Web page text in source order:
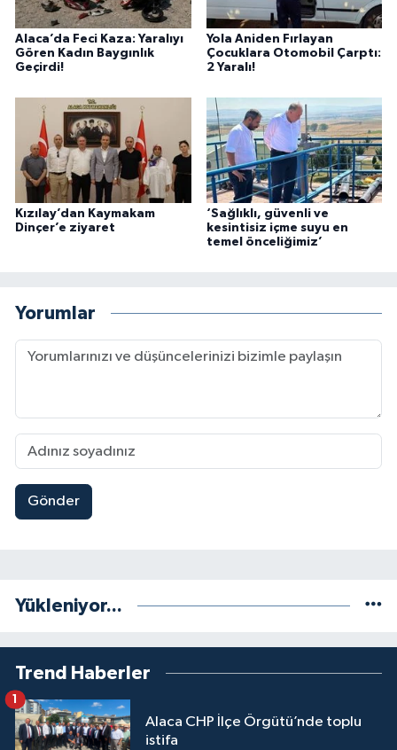
Alaca’da Feci Kaza: Yaralıyı
Gören Kadın Baygınlık
Geçirdi!
Yola Aniden Fırlayan
Çocuklara Otomobil Çarptı:
2 Yaralı!
Kızılay’dan Kaymakam
Dinçer’e ziyaret
‘Sağlıklı, güvenli ve
kesintisiz içme suyu en
temel önceliğimiz’
Yorumlar
Gönder
Yükleniyor...
Trend Haberler
Alaca CHP İlçe Örgütü’nde toplu
istifa
1